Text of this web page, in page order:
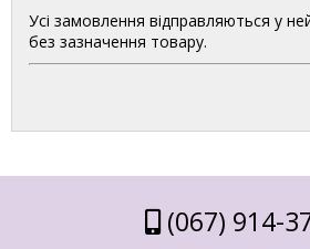
Усі замовлення відправляються у
без зазначення товару.
(067) 914-